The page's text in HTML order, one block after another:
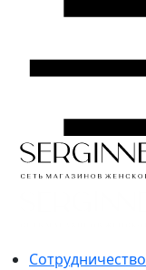
Сотрудничество